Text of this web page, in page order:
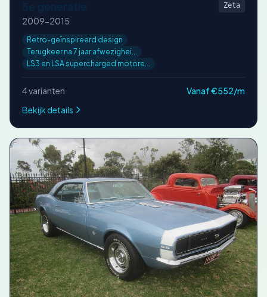
2009-2015
Zeta
Retro-geïnspireerd design
Terugkeer na 7 jaar afwezighei...
LS3 en LSA supercharged motore...
4 varianten
Vanaf €552/m
Bekijk details